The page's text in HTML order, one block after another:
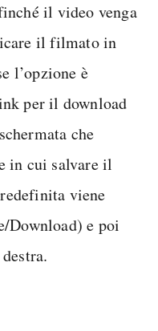
il video venga
il filmato in
l’opzione è
per il download
che
in cui salvare il
viene
Download) e poi